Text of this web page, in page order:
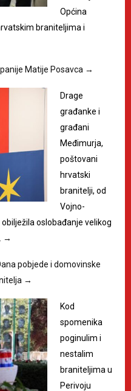
Općina
braniteljima i
Matije Posavca →
Drage
građanke i
građani
Međimurja,
poštovani
hrvatski
branitelji, od
Vojno-
oslobađanje velikog
→
pobjede i domovinske
→
Kod
spomenika
poginulim i
nestalim
braniteljima u
Perivoju